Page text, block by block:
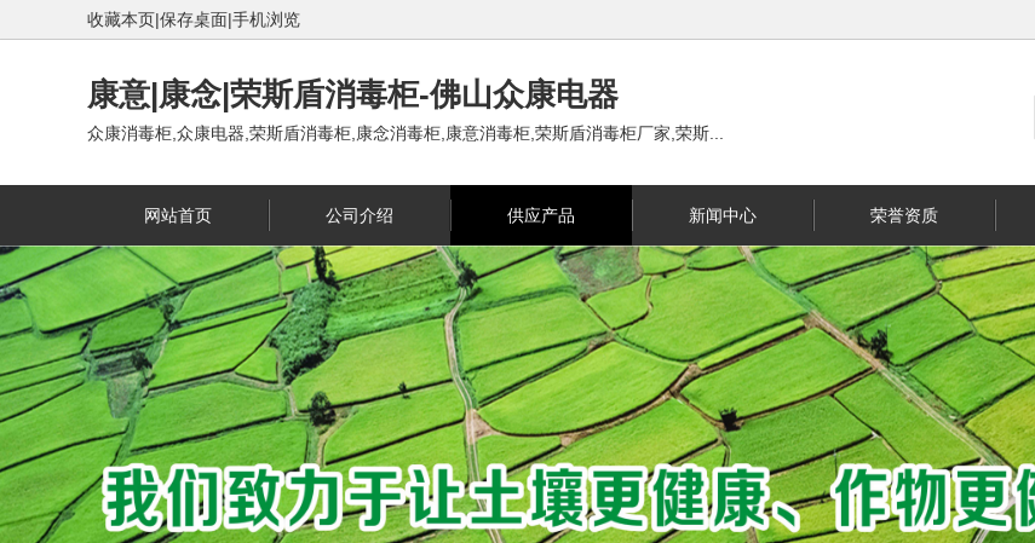
收藏本页|保存桌面|手机浏览
康意|康念|荣斯盾消毒柜-佛山众康电器
众康消毒柜,众康电器,荣斯盾消毒柜,康念消毒柜,康意消毒柜,荣斯盾消毒柜厂家,荣斯...
网站首页 公司介绍 供应产品 新闻中心 荣誉资质